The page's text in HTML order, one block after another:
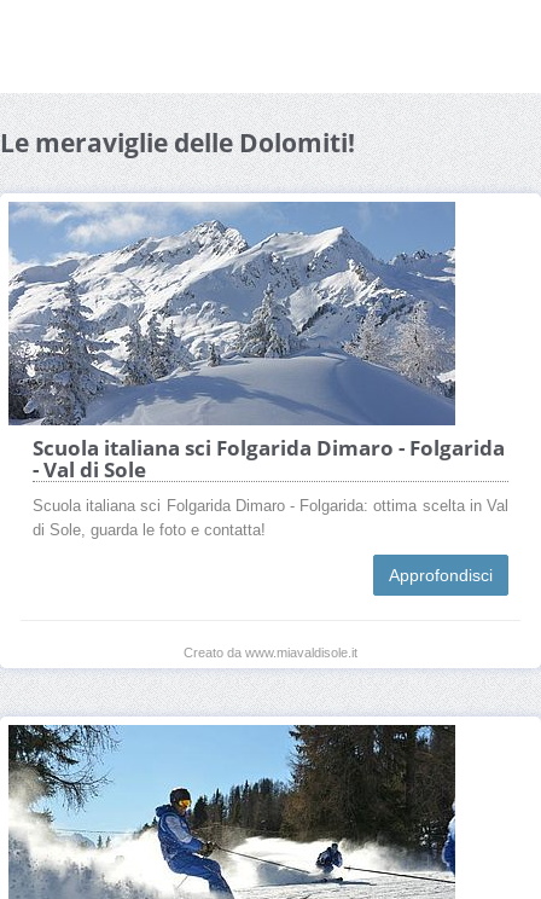
Le meraviglie delle Dolomiti!
Scuola italiana sci Folgarida Dimaro - Folgarida
- Val di Sole
Scuola italiana sci Folgarida Dimaro - Folgarida: ottima scelta in Val
di Sole, guarda le foto e contatta!
Approfondisci
Creato da www.miavaldisole.it